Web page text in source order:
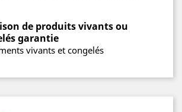
de produits vivants ou
garantie
vivants et congelés